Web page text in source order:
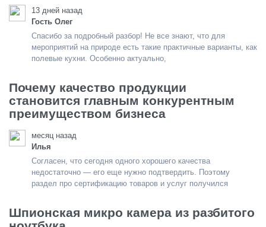
13 дней назад
Гость Олег
Спасибо за подробный разбор! Не все знают, что для
мероприятий на природе есть такие практичные варианты, как
полевые кухни. Особенно актуально,
Почему качество продукции
становится главным конкурентным
преимуществом бизнеса
месяц назад
Илья
Согласен, что сегодня одного хорошего качества
недостаточно — его еще нужно подтвердить. Поэтому
раздел про сертификацию товаров и услуг получился
Шпионская микро камера из разбитого